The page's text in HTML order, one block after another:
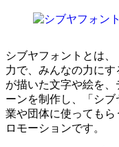
シブヤフォントとは
力で、みんなの力に
が描いた文字や絵を
ーンを制作し、「シ
業や団体に使っても
ロモーションです。